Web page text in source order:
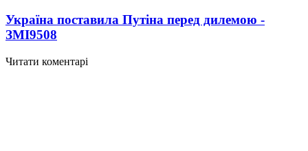
Україна поставила Путіна перед дилемою -
ЗМІ9508
Читати коментарі